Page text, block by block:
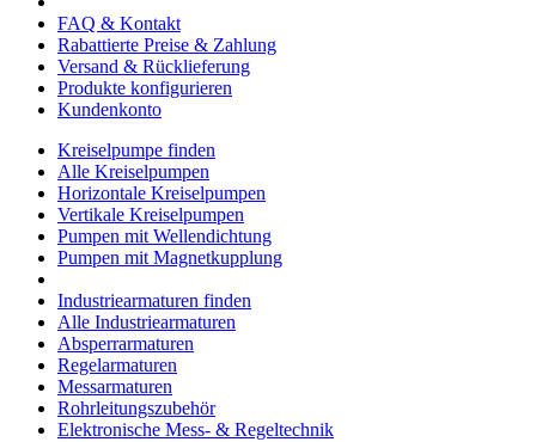
FAQ & Kontakt
Rabattierte Preise & Zahlung
Versand & Rücklieferung
Produkte konfigurieren
Kundenkonto
Kreiselpumpe finden
Alle Kreiselpumpen
Horizontale Kreiselpumpen
Vertikale Kreiselpumpen
Pumpen mit Wellendichtung
Pumpen mit Magnetkupplung
Industriearmaturen finden
Alle Industriearmaturen
Absperrarmaturen
Regelarmaturen
Messarmaturen
Rohrleitungszubehör
Elektronische Mess- & Regeltechnik